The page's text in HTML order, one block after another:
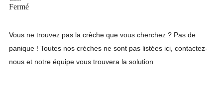
Fermé
Vous ne trouvez pas la crèche que vous cherchez ? Pas de
panique ! Toutes nos crèches ne sont pas listées ici, contactez-
nous et notre équipe vous trouvera la solution